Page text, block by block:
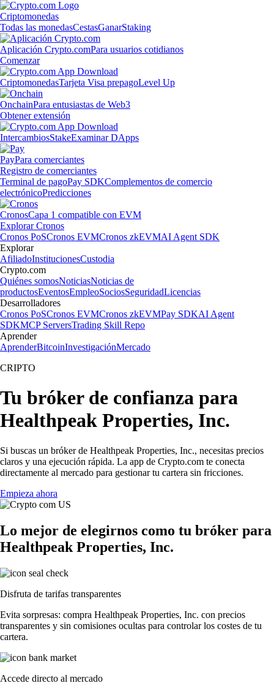
Criptomonedas
Todas las monedasCestasGanarStaking
Aplicación Crypto.comPara usuarios cotidianos
Comenzar
CriptomonedasTarjeta Visa prepagoLevel Up
OnchainPara entusiastas de Web3
Obtener extensión
IntercambiosStakeExaminar DApps
PayPara comerciantes
Registro de comerciantes
Terminal de pagoPay SDKComplementos de comercio
electrónicoPredicciones
CronosCapa 1 compatible con EVM
Explorar Cronos
Cronos PoSCronos EVMCronos zkEVMAI Agent SDK
Explorar
AfiliadoInstitucionesCustodia
Crypto.com
Quiénes somosNoticiasNoticias de
productosEventosEmpleoSociosSeguridadLicencias
Desarrolladores
Cronos PoSCronos EVMCronos zkEVMPay SDKAI Agent
SDKMCP ServersTrading Skill Repo
Aprender
AprenderBitcoinInvestigaciónMercado
CRIPTO
Tu bróker de confianza para
Healthpeak Properties, Inc.
Si buscas un bróker de Healthpeak Properties, Inc., necesitas precios
claros y una ejecución rápida. La app de Crypto.com te conecta
directamente al mercado para gestionar tu cartera sin fricciones.
Empieza ahora
Lo mejor de elegirnos como tu bróker para
Healthpeak Properties, Inc.
Disfruta de tarifas transparentes
Evita sorpresas: compra Healthpeak Properties, Inc. con precios
transparentes y sin comisiones ocultas para controlar los costes de tu
cartera.
Accede directo al mercado